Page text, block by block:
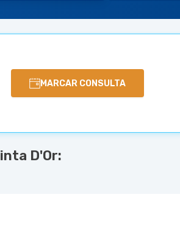
MARCAR CONSULTA
D'Or: